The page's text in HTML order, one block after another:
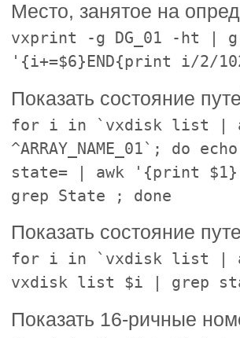
Место, занятое на
vxprint -g DG_01 -ht |
'{i+=$6}END{print i/2/
Показать состояние
for i in `vxdisk list |
^ARRAY_NAME_01`;
state= | awk '{print
grep State ; done
Показать состояние
for i in `vxdisk list |
vxdisk list $i | grep
Показать 16-ричные